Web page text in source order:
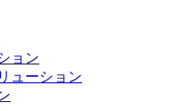
ョン
ューション